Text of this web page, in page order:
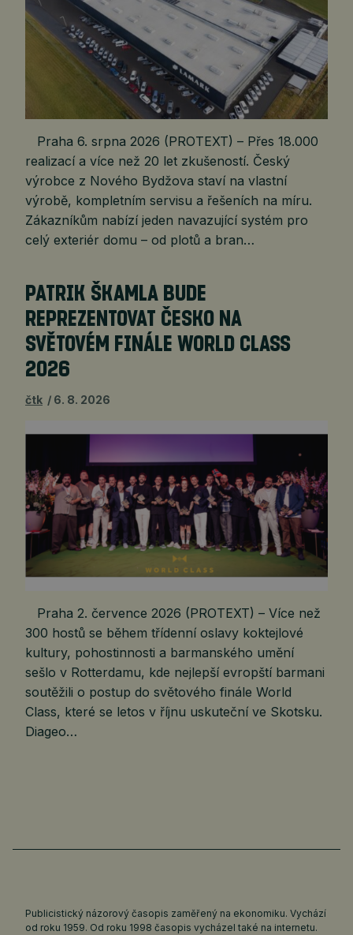
Praha 6. srpna 2026 (PROTEXT) – Přes 18.000
realizací a více než 20 let zkušeností. Český
výrobce z Nového Bydžova staví na vlastní
výrobě, kompletním servisu a řešeních na míru.
Zákazníkům nabízí jeden navazující systém pro
celý exteriér domu – od plotů a bran…
PATRIK ŠKAMLA BUDE
REPREZENTOVAT ČESKO NA
SVĚTOVÉM FINÁLE WORLD CLASS
2026
čtk 6. 8. 2026
Praha 2. července 2026 (PROTEXT) – Více než
300 hostů se během třídenní oslavy koktejlové
kultury, pohostinnosti a barmanského umění
sešlo v Rotterdamu, kde nejlepší evropští barmani
soutěžili o postup do světového finále World
Class, které se letos v říjnu uskuteční ve Skotsku.
Diageo…
Publicistický názorový časopis zaměřený na ekonomiku. Vychází
od roku 1959. Od roku 1998 časopis vycházel také na internetu.